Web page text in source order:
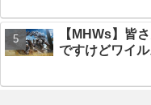
【MHWs】皆
ですけどワイ